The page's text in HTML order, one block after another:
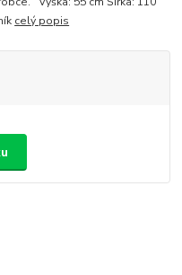
celý popis